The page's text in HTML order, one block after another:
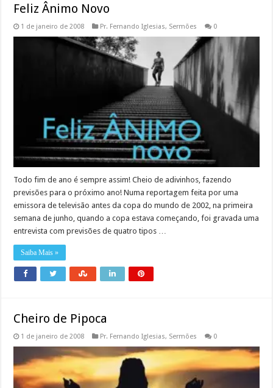
Feliz Ânimo Novo
1 de janeiro de 2008 Pr. Fernando Iglesias, Sermões 0
Todo fim de ano é sempre assim! Cheio de adivinhos, fazendo
previsões para o próximo ano! Numa reportagem feita por uma
emissora de televisão antes da copa do mundo de 2002, na primeira
semana de junho, quando a copa estava começando, foi gravada uma
entrevista com previsões de quatro tipos …
Saiba Mais »
Cheiro de Pipoca
1 de janeiro de 2008 Pr. Fernando Iglesias, Sermões 0